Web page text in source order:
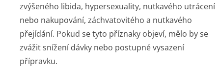
zvýšeného libida, hypersexuality, nutkavého utrácení
nebo nakupování, záchvatovitého a nutkavého
přejídání. Pokud se tyto příznaky objeví, mělo by se
zvážit snížení dávky nebo postupné vysazení
přípravku.